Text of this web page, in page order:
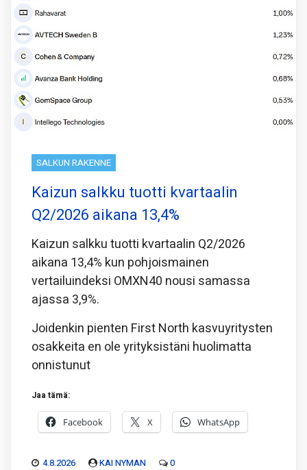
SALKUN RAKENNE
Kaizun salkku tuotti kvartaalin
Q2/2026 aikana 13,4%
Kaizun salkku tuotti kvartaalin Q2/2026
aikana 13,4% kun pohjoismainen
vertailuindeksi OMXN40 nousi samassa
ajassa 3,9%.
Joidenkin pienten First North kasvuyritysten
osakkeita en ole yrityksistäni huolimatta
onnistunut
Jaa tämä:
Facebook X WhatsApp
4.8.2026 KAI NYMAN 0